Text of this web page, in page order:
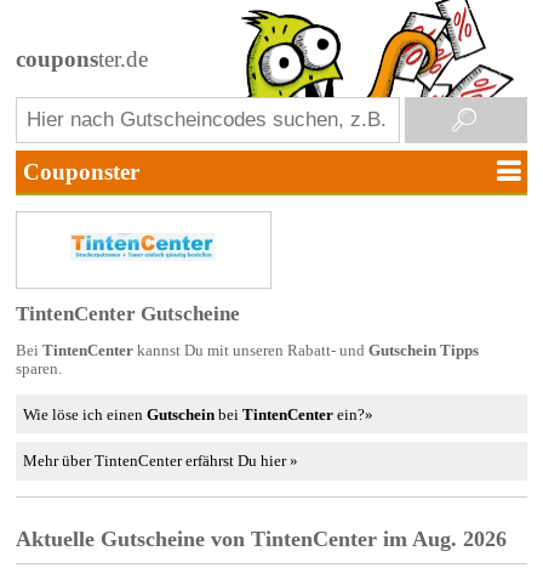
couponster.de
TintenCenter Gutscheine
Bei TintenCenterkannst Du mit unseren Rabatt- und Gutschein Tipps
sparen.
Wie löse ich einenGutschein beiTintenCenter ein?»
Mehr über TintenCenter erfährst Du hier »
Aktuelle Gutscheine von TintenCenter im Aug. 2026